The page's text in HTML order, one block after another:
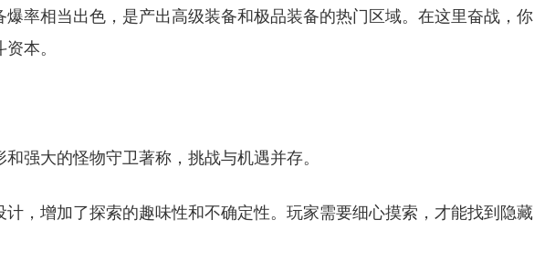
爆率相当出色，是产出高级装备和极品装备的热门区域。在这里奋战，你
本。
强大的怪物守卫著称，挑战与机遇并存。
计，增加了探索的趣味性和不确定性。玩家需要细心摸索，才能找到隐藏